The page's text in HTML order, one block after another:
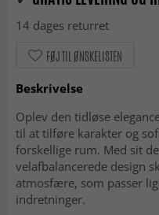
14 dages returret
FØJ TIL ØNSKELISTEN
Beskrivelse
Oplev den tidløse
til at tilføre karakter og
forskellige rum. Med sit
velafbalancerede design
atmosfære, som passer
indretninger.